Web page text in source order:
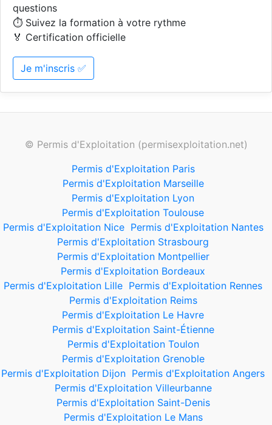
questions
⏱️ Suivez la formation à votre rythme
🏅 Certification officielle
Je m'inscris ✅
© Permis d'Exploitation (permisexploitation.net)
Permis d'Exploitation Paris
Permis d'Exploitation Marseille
Permis d'Exploitation Lyon
Permis d'Exploitation Toulouse
Permis d'Exploitation Nice Permis d'Exploitation Nantes
Permis d'Exploitation Strasbourg
Permis d'Exploitation Montpellier
Permis d'Exploitation Bordeaux
Permis d'Exploitation Lille Permis d'Exploitation Rennes
Permis d'Exploitation Reims
Permis d'Exploitation Le Havre
Permis d'Exploitation Saint-Étienne
Permis d'Exploitation Toulon
Permis d'Exploitation Grenoble
Permis d'Exploitation Dijon Permis d'Exploitation Angers
Permis d'Exploitation Villeurbanne
Permis d'Exploitation Saint-Denis
Permis d'Exploitation Le Mans